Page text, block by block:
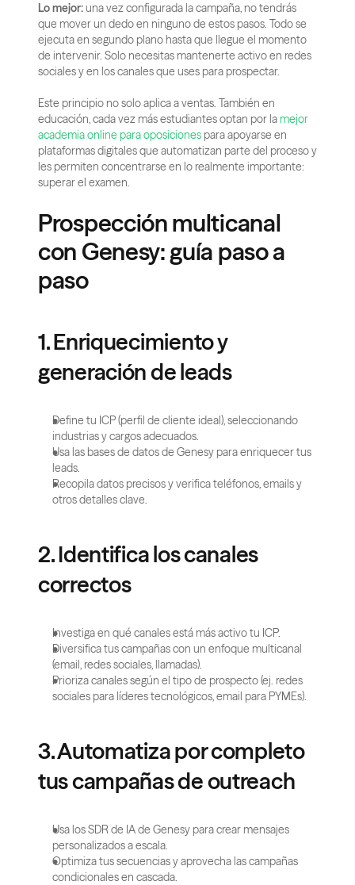
Lo mejor: una vez configurada la campaña, no tendrás
que mover un dedo en ninguno de estos pasos. Todo se
ejecuta en segundo plano hasta que llegue el momento
de intervenir. Solo necesitas mantenerte activo en redes
sociales y en los canales que uses para prospectar.
Este principio no solo aplica a ventas. También en
educación, cada vez más estudiantes optan por la mejor
academia online para oposiciones para apoyarse en
plataformas digitales que automatizan parte del proceso y
les permiten concentrarse en lo realmente importante:
superar el examen.
Prospección multicanal
con Genesy: guía paso a
paso
1. Enriquecimiento y
generación de leads
Define tu ICP (perfil de cliente ideal), seleccionando
industrias y cargos adecuados.
Usa las bases de datos de Genesy para enriquecer tus
leads.
Recopila datos precisos y verifica teléfonos, emails y
otros detalles clave.
2. Identifica los canales
correctos
Investiga en qué canales está más activo tu ICP.
Diversifica tus campañas con un enfoque multicanal
(email, redes sociales, llamadas).
Prioriza canales según el tipo de prospecto (ej. redes
sociales para líderes tecnológicos, email para PYMEs).
3. Automatiza por completo
tus campañas de outreach
Usa los SDR de IA de Genesy para crear mensajes
personalizados a escala.
Optimiza tus secuencias y aprovecha las campañas
condicionales en cascada.